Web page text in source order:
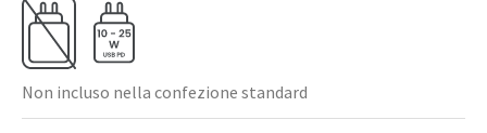
Non incluso nella confezione standard